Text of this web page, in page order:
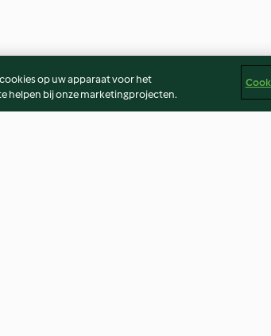
op uw apparaat voor het
helpen bij onze marketingprojecten.